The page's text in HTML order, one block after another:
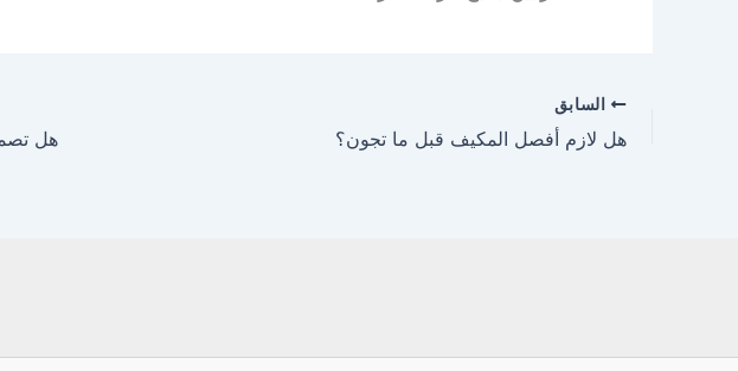
السابق
هل لازم أفصل المكيف قبل ما تجون؟